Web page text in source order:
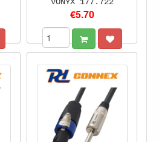
€5.70